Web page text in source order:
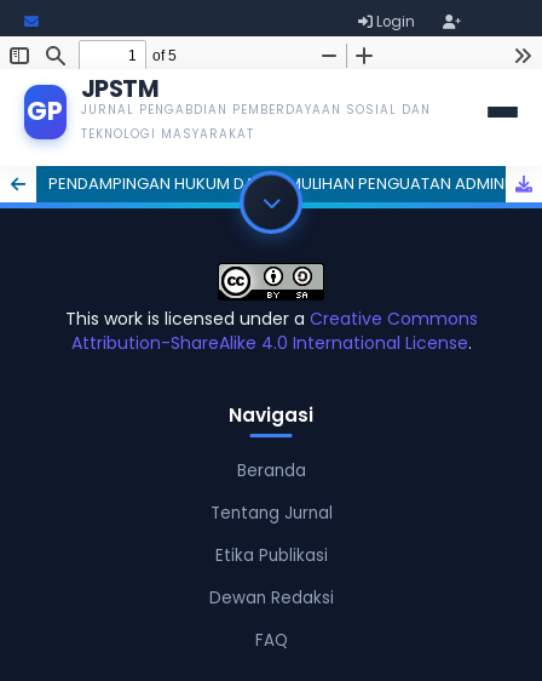
smarteducation@goretanpena.com
Login
Register
GP
JPSTM
JURNAL PENGABDIAN PEMBERDAYAAN SOSIAL DAN
TEKNOLOGI MASYARAKAT
PENDAMPINGAN HUKUM DAN PEMULIHAN PENGUATAN ADMINISTRASI PUBLIK PASCA BENCANA BANJIR DI DESA TUALANG BARO: MODEL TRANSFORMASI KETAHANAN YURIDIS BERBASIS AKADEMIK
This work is licensed under a Creative Commons
Attribution-ShareAlike 4.0 International License.
Navigasi
Beranda
Tentang Jurnal
Etika Publikasi
Dewan Redaksi
FAQ